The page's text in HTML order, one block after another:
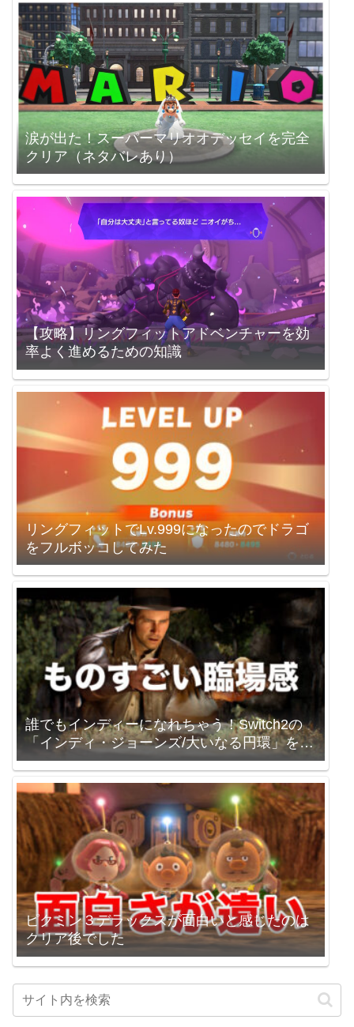
涙が出た！スーパーマリオオデッセイを完全
クリア（ネタバレあり）
【攻略】リングフィットアドベンチャーを効
率よく進めるための知識
リングフィットでLv.999になったのでドラゴ
をフルボッコしてみた
誰でもインディーになれちゃう！Switch2の
「インディ・ジョーンズ/大いなる円環」を買
いました。
ピクミン３デラックスが面白いと感じたのは
クリア後でした